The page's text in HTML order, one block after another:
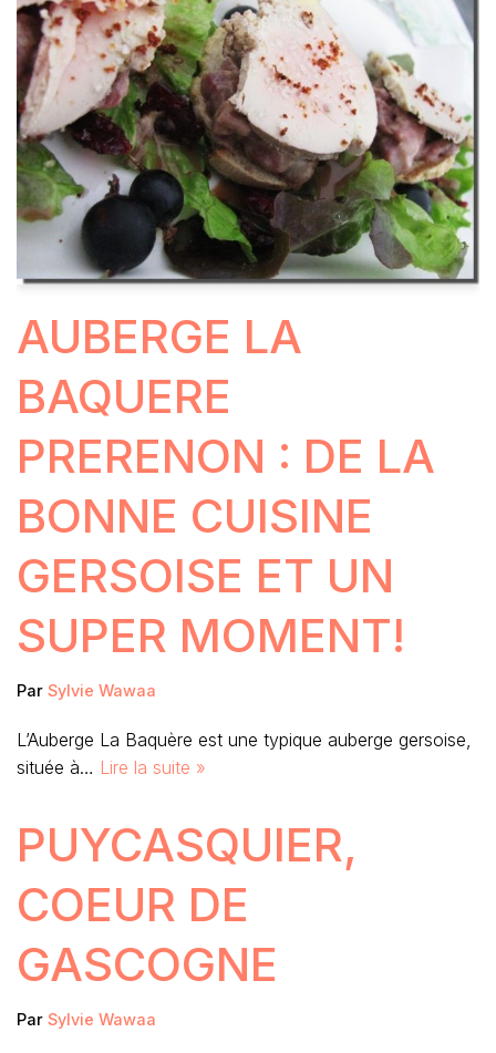
AUBERGE LA
BAQUERE
PRERENON : DE LA
BONNE CUISINE
GERSOISE ET UN
SUPER MOMENT!
Par Sylvie Wawaa
L’Auberge La Baquère est une typique auberge gersoise,
située à… Lire la suite »
PUYCASQUIER,
COEUR DE
GASCOGNE
Par Sylvie Wawaa